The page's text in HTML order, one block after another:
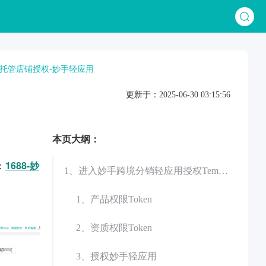
管店铺授权-妙手轻应用
更新于：2025-06-30 03:15:56
1688-妙
本页大纲：
1、进入妙手跨境分销轻应用授权Temu全托管
1、产品权限Token
2、资质权限Token
3、授权妙手轻应用